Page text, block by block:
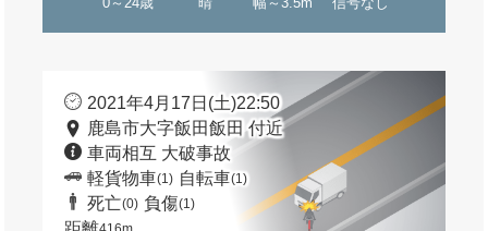
2021年4月17日(土)22:50
鹿島市大字飯田飯田 付近
車両相互 大破事故
軽貨物車(1) 自転車(1)
死亡(0) 負傷(1)